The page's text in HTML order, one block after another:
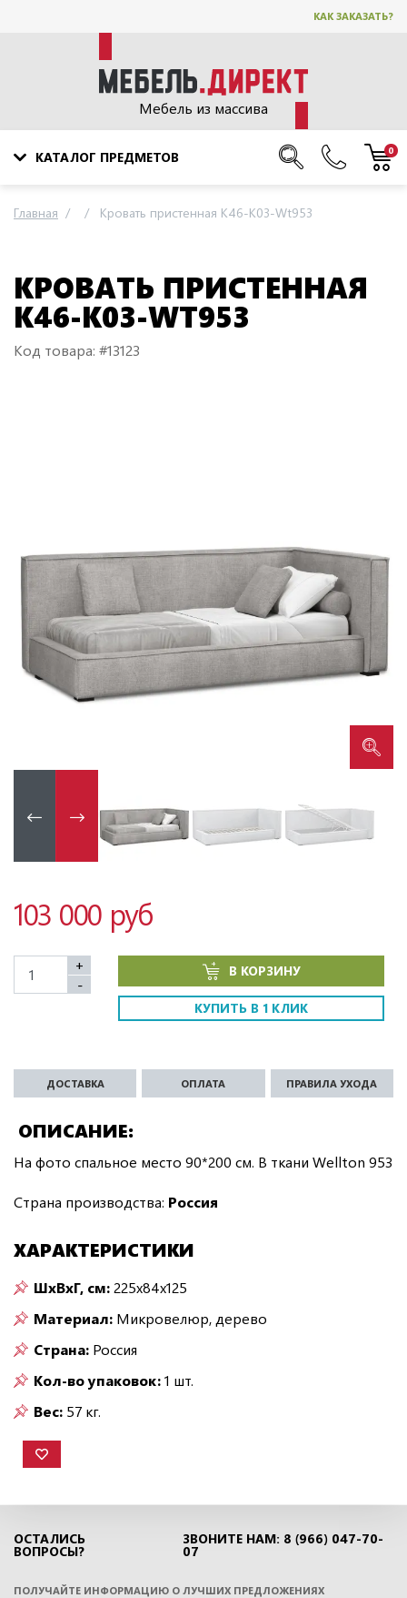
КАК ЗАКАЗАТЬ?
Мебель из массива
КАТАЛОГ ПРЕДМЕТОВ 0
Главная Кровать пристенная K46-K03-Wt953
КРОВАТЬ ПРИСТЕННАЯ
K46-K03-WT953
Код товара: #13123
103 000 руб
+
-
В КОРЗИНУ
КУПИТЬ В 1 КЛИК
ОПИСАНИЕ
ДОСТАВКА ОПЛАТА ПРАВИЛА УХОДА
На фото спальное место 90*200 см. В ткани Wellton 953
Страна производства: Россия
ХАРАКТЕРИСТИКИ
ШxВxГ, см:225x84x125
Материал: Микровелюр, дерево
Страна: Россия
Кол-во упаковок:1 шт.
Вес: 57 кг.
ОСТАЛИСЬ
ВОПРОСЫ?
ЗВОНИТЕ НАМ: 8 (966) 047-70-
07
ПОЛУЧАЙТЕ ИНФОРМАЦИЮ О ЛУЧШИХ ПРЕДЛОЖЕНИЯХ